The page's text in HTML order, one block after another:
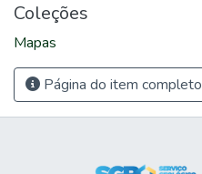
Coleções
Mapas
Página do item completo